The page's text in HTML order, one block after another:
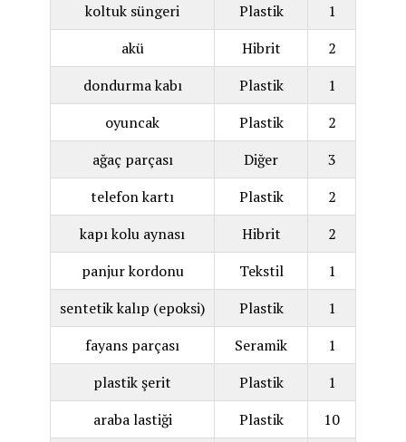
koltuk süngeri
Plastik
1
akü
Hibrit
2
dondurma kabı
Plastik
1
oyuncak
Plastik
2
ağaç parçası
Diğer
3
telefon kartı
Plastik
2
kapı kolu aynası
Hibrit
2
panjur kordonu
Tekstil
1
sentetik kalıp (epoksi)
Plastik
1
fayans parçası
Seramik
1
plastik şerit
Plastik
1
araba lastiği
Plastik
10